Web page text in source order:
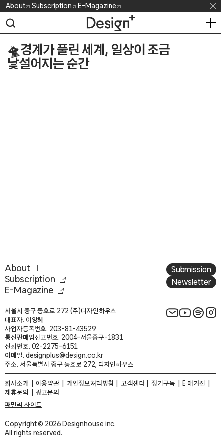
Skip
content
About Subscription E-Magazine
🛸경계가 풀린 세계, 일상이 조금
낯설어지는 순간
About
Subscription
E-Magazine
Submission
Newsletter
서울시 중구 동호로 272 (주)디자인하우스
대표자. 이영혜
사업자등록번호. 203-81-43529
통신판매업신고번호. 2004-서울중구-1831
전화번호. 02-2275-6151
이메일. designplus@design.co.kr
주소. 서울특별시 중구 동호로 272, 디자인하우스
회사소개 이용약관 개인정보처리방침 고객센터 정기구독
E 매거진
제휴문의
광고문의
패밀리 사이트
Copyright © 2026 Designhouse inc.
All rights reserved.